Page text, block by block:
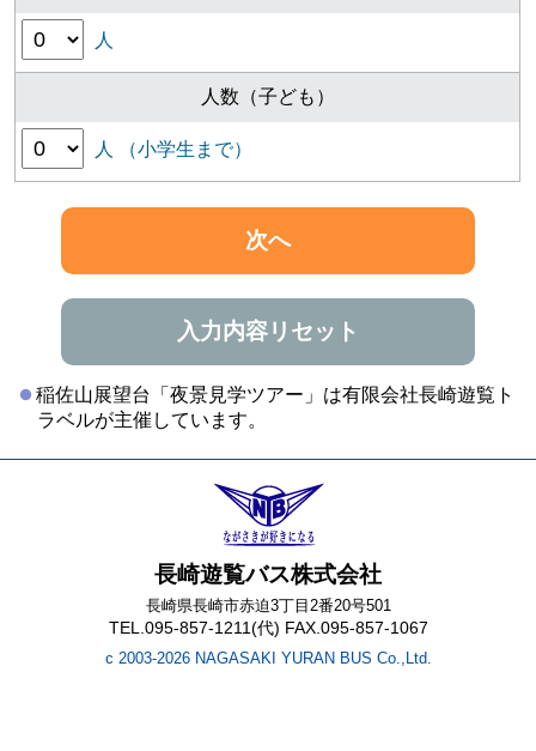
人
人数（子ども）
人 （小学生まで）
次へ
入力内容リセット
稲佐山展望台「夜景見学ツアー」は有限会社長崎遊覧ト
ラベルが主催しています。
長崎遊覧バス株式会社
長崎県長崎市赤迫3丁目2番20号501
TEL.095-857-1211(代) FAX.095-857-1067
c 2003-2026 NAGASAKI YURAN BUS Co.,Ltd.